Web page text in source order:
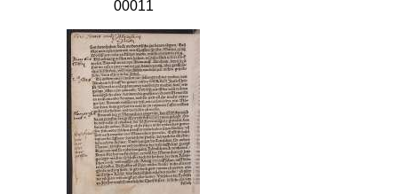
00011